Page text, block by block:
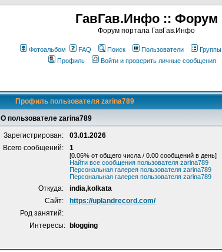
ГавГав.Инфо :: Форум
Форум портала ГавГав.Инфо
Фотоальбом FAQ Поиск Пользователи Группы
Профиль
Войти и проверить личные сообщения
Профиль пользователя zarina789
О пользователе zarina789
Зарегистрирован:
03.01.2026
Всего сообщений:
1
[0.06% от общего числа / 0.00 сообщений в день]
Найти все сообщения пользователя zarina789
Персональная галерея пользователя zarina789
Персональная галерея пользователя zarina789
Откуда:
india,kolkata
Сайт:
https://uplandrecord.com/
Род занятий:
Интересы:
blogging